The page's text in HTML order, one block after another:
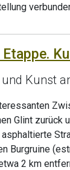
Etappe.
Kunst
Glint zurück
Burgruine
2 km